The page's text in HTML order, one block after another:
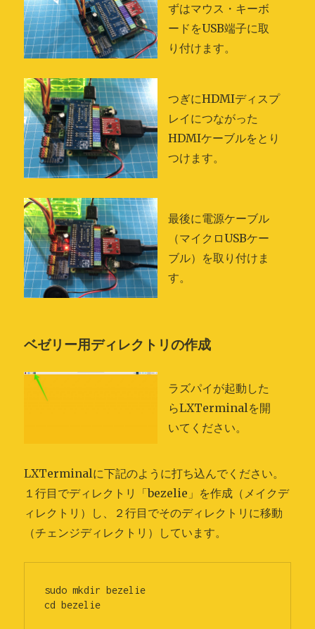
ずはマウス・キーボ
ードをUSB端子に取
り付けます。
つぎにHDMIディスプ
レイにつながった
HDMIケーブルをとり
つけます。
最後に電源ケーブル
（マイクロUSBケー
ブル）を取り付けま
す。
ベゼリー用ディレクトリの作成
ラズパイが起動した
らLXTerminalを開
いてください。
LXTerminalに下記のように打ち込んでください。
１行目でディレクトリ「bezelie」を作成（メイクデ
ィレクトリ）し、２行目でそのディレクトリに移動
（チェンジディレクトリ）しています。
sudo mkdir bezelie
cd bezelie